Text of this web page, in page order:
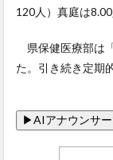
120人）真庭は8.00
県保健医療部は
た。引き続き定期